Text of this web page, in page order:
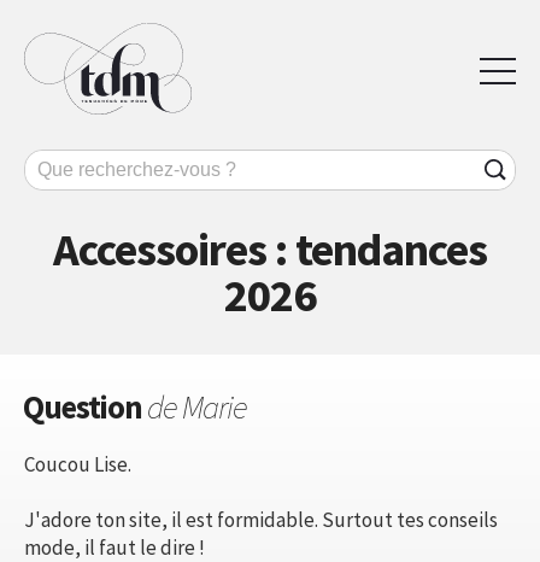
Accessoires : tendances
2026
Questionde Marie
Coucou Lise.
J'adore ton site, il est formidable. Surtout tes conseils
mode, il faut le dire !